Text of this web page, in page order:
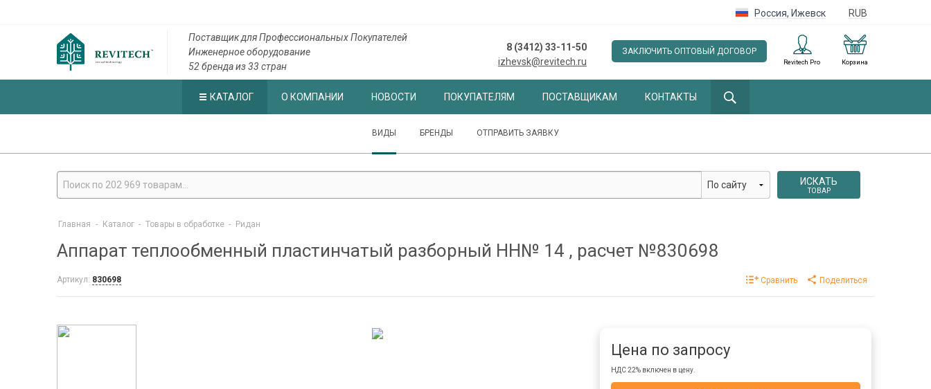
Россия, Ижевск RUB
Корзина
Revitech Pro
ЗАКЛЮЧИТЬ ОПТОВЫЙ ДОГОВОР
8 (3412) 33-11-50
izhevsk@revitech.ru
Поставщик для Профессиональных Покупателей
Инженерное оборудование
52 бренда из 33 стран
КАТАЛОГ О КОМПАНИИ НОВОСТИ ПОКУПАТЕЛЯМ ПОСТАВЩИКАМ КОНТАКТЫ
ВИДЫ БРЕНДЫ ОТПРАВИТЬ ЗАЯВКУ
ИСКАТЬ
ТОВАР
Главная - Каталог - Товары в обработке - Ридан
Аппарат теплообменный пластинчатый разборный НН№ 14 , расчет №830698
Артикул: 830698 Сравнить Поделиться
Цена по запросу
НДС 22% включен в цену.